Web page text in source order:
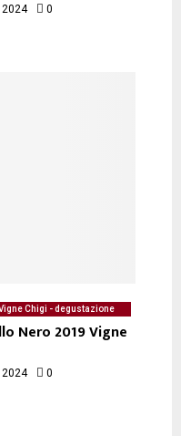
2024 0
Chigi - degustazione
Nero 2019 Vigne
2024 0